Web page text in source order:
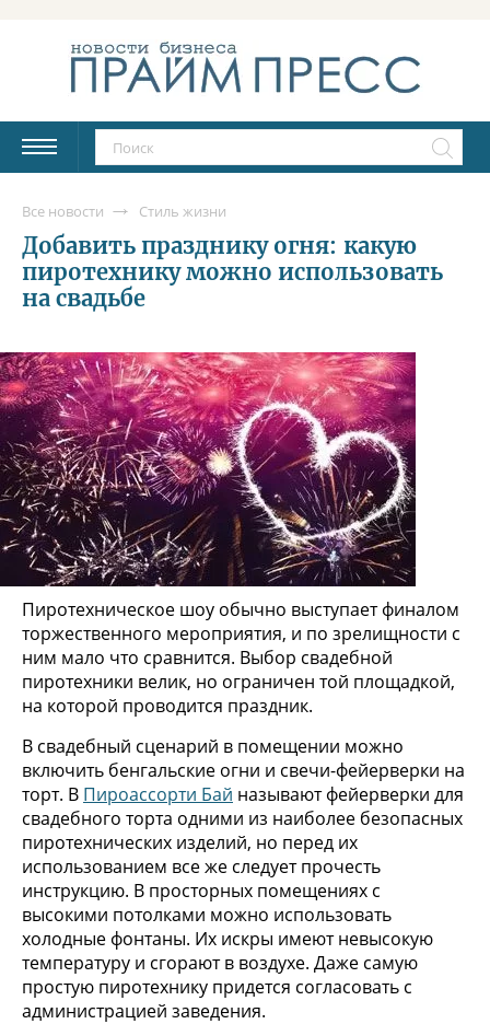
Все новости Стиль жизни
Добавить празднику огня: какую
пиротехнику можно использовать
на свадьбе
Пиротехническое шоу обычно выступает финалом
торжественного мероприятия, и по зрелищности с
ним мало что сравнится. Выбор свадебной
пиротехники велик, но ограничен той площадкой,
на которой проводится праздник.
В свадебный сценарий в помещении можно
включить бенгальские огни и свечи-фейерверки на
торт. В Пироассорти Бай называют фейерверки для
свадебного торта одними из наиболее безопасных
пиротехнических изделий, но перед их
использованием все же следует прочесть
инструкцию. В просторных помещениях с
высокими потолками можно использовать
холодные фонтаны. Их искры имеют невысокую
температуру и сгорают в воздухе. Даже самую
простую пиротехнику придется согласовать с
администрацией заведения.